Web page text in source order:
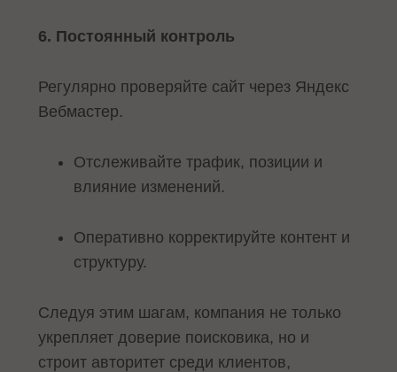
6. Постоянный контроль
Регулярно проверяйте сайт через Яндекс
Вебмастер.
Отслеживайте трафик, позиции и
влияние изменений.
Оперативно корректируйте контент и
структуру.
Следуя этим шагам, компания не только
укрепляет доверие поисковика, но и
строит авторитет среди клиентов,